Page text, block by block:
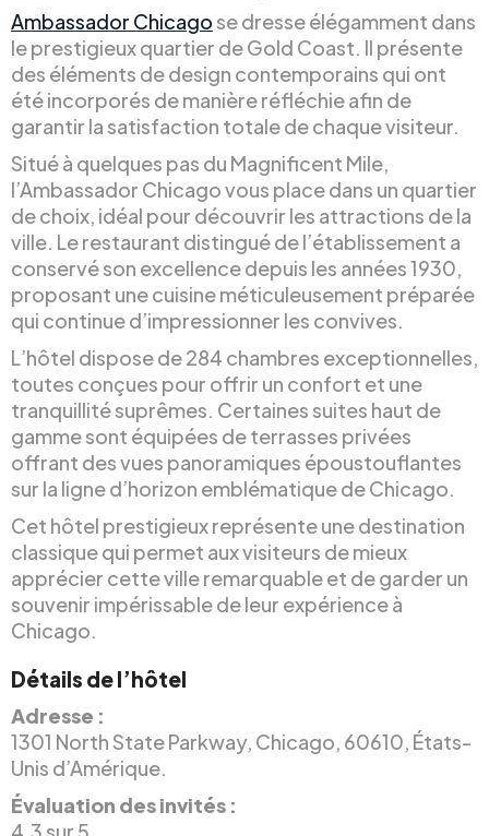
Ambassador Chicagose dresse élégamment dans
le prestigieux quartier de Gold Coast. Il présente
des éléments de design contemporains qui ont
été incorporés de manière réfléchie afin de
garantir la satisfaction totale de chaque visiteur.
Situé à quelques pas du Magnificent Mile,
l’Ambassador Chicago vous place dans un quartier
de choix, idéal pour découvrir les attractions de la
ville. Le restaurant distingué de l’établissement a
conservé son excellence depuis les années 1930,
proposant une cuisine méticuleusement préparée
qui continue d’impressionner les convives.
L’hôtel dispose de 284 chambres exceptionnelles,
toutes conçues pour offrir un confort et une
tranquillité suprêmes. Certaines suites haut de
gamme sont équipées de terrasses privées
offrant des vues panoramiques époustouflantes
sur la ligne d’horizon emblématique de Chicago.
Cet hôtel prestigieux représente une destination
classique qui permet aux visiteurs de mieux
apprécier cette ville remarquable et de garder un
souvenir impérissable de leur expérience à
Chicago.
Détails de l’hôtel
Adresse :
1301 North State Parkway, Chicago, 60610, États-
Unis d’Amérique.
Évaluation des invités :